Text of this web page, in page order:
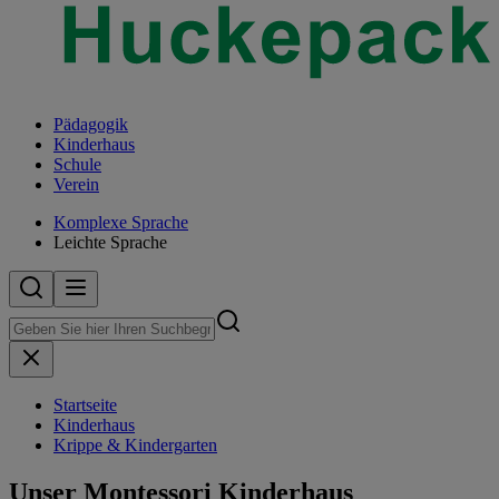
Pädagogik
Kinderhaus
Schule
Verein
Komplexe Sprache
Leichte Sprache
Startseite
Kinderhaus
Krippe & Kindergarten
Unser Montessori Kinderhaus